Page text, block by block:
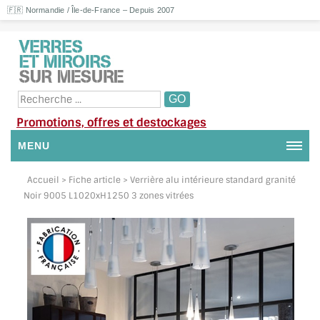
🇫🇷 Normandie / Île-de-France – Depuis 2007
Promotions, offres et destockages
MENU
NOUS CONTACTER
DEMANDE DE DEVIS
SUIVI DE DEVIS
SUIVI DE COMMANDE
Accueil > Fiche article > Verrière alu intérieure standard granité
Noir 9005 L1020xH1250 3 zones vitrées